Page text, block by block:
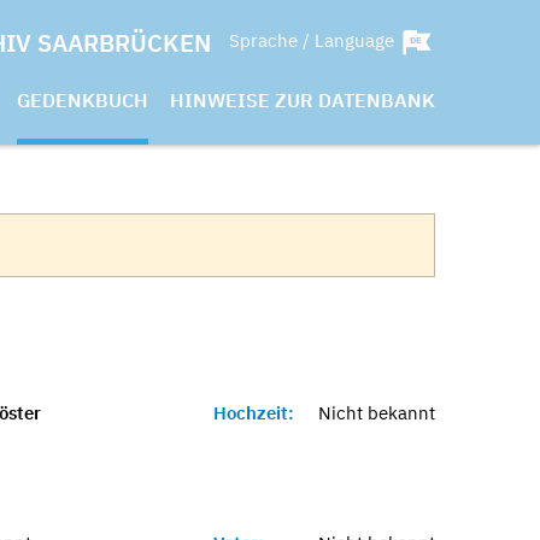
SAARBRÜCKEN Sprache / Language
GEDENKBUCH HINWEISE ZUR DATENBANK
Hochzeit: Nicht bekannt